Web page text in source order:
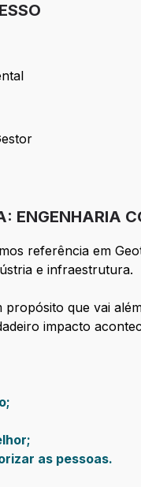
Gestor
ENGENHARIA
referência em
e infraestrutura.
que vai
impacto
as pessoas.